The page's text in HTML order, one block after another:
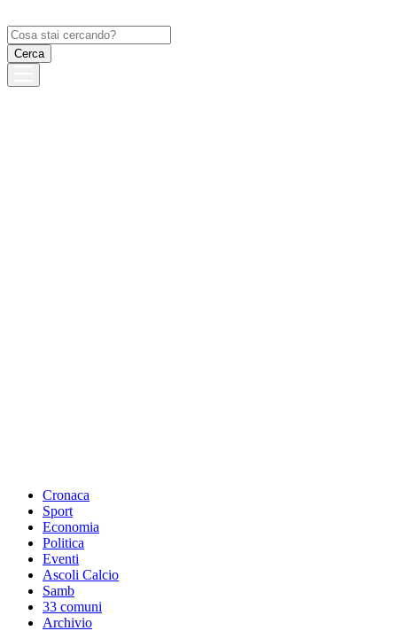
Ricerca
per:
Cronaca
Sport
Economia
Politica
Eventi
Ascoli Calcio
Samb
33 comuni
Archivio